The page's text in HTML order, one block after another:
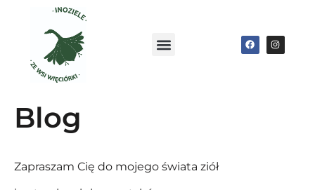
Blog
Zapraszam Cię do mojego świata ziół